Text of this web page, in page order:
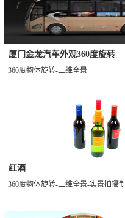
厦门金龙汽车外观360度旋转
360度物体旋转-三维全景
红酒
360度物体旋转-三维全景-实景拍摄